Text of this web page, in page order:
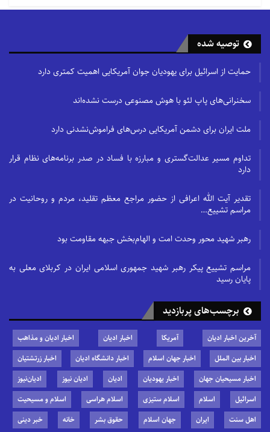
توصیه شده
حمایت از اسرائیل برای یهودیان جوان آمریکایی اهمیت کمتری دارد
سخنرانی‌های پاپ لئو با هوش مصنوعی درست نشده‌اند
ملت ایران برای دشمن آمریکایی درس‌های فراموش‌نشدنی دارد
تداوم مسیر عدالت‌گستری و مبارزه با فساد در صدر برنامه‌های نظام قرار
دارد
تقدیر آیت الله اعرافی از حضور مراجع معظم تقلید، مردم و روحانیت در
مراسم تشییع…
رهبر شهید محور وحدت امت و الهام‌بخش جبهه مقاومت بود
مراسم تشییع پیکر رهبر شهید جمهوری اسلامی ایران در کربلای معلی به
پایان رسید
برچسب‌های پربازدید
آخرین اخبار ادیان آمریکا اخبار ادیان
اخبار ادیان و مذاهب
اخبار بین الملل
اخبار جهان اسلام اخبار دانشگاه ادیان
اخبار زرتشتیان
اخبار مسیحیان جهان
اخبار یهودیان ادیان ادیان نیوز
ادیان‌نیوز
اسرائیل
اسلام اسلام ستیزی اسلام هراسی
اسلام و مسیحیت
اهل سنت
ایران جهان اسلام حقوق بشر خانه خبر دینی